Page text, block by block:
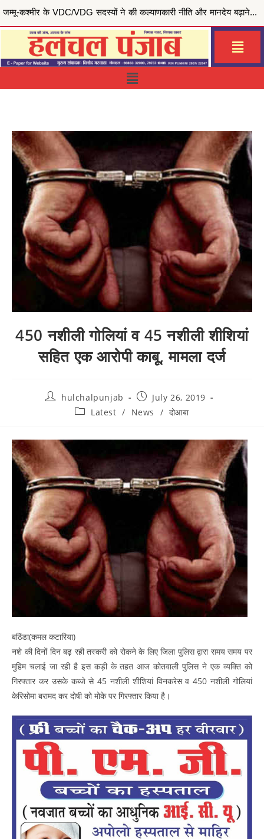
मुख्यमंत्री भगवंत सिंह मान की ‘मेरी रसोई योजना’ से जरूरतमंद परिवारों को राहत, जालंधर सेंट्रल हलका इं...
450 नशीली गोलियां व 45 नशीली शीशियां
सहित एक आरोपी काबू, मामला दर्ज
hulchalpunjab
July 26, 2019
Latest / News / दोआबा
बठिंडा(कमल कटारिया)
नशे की दिनों दिन बढ़ रही तस्करी को रोकने के लिए जिला पुलिस द्वारा समय समय पर
मुहिम चलाई जा रही है इस कड़ी के तहत आज कोतवाली पुलिस ने एक व्यक्ति को
गिरफ्तार कर उसके कब्जे से 45 नशीली शीशियां विनकरेस व 450 नशीली गोलियां
केरिसोमा बरामद कर दोषी को मोके पर गिरफ्तार किया है।